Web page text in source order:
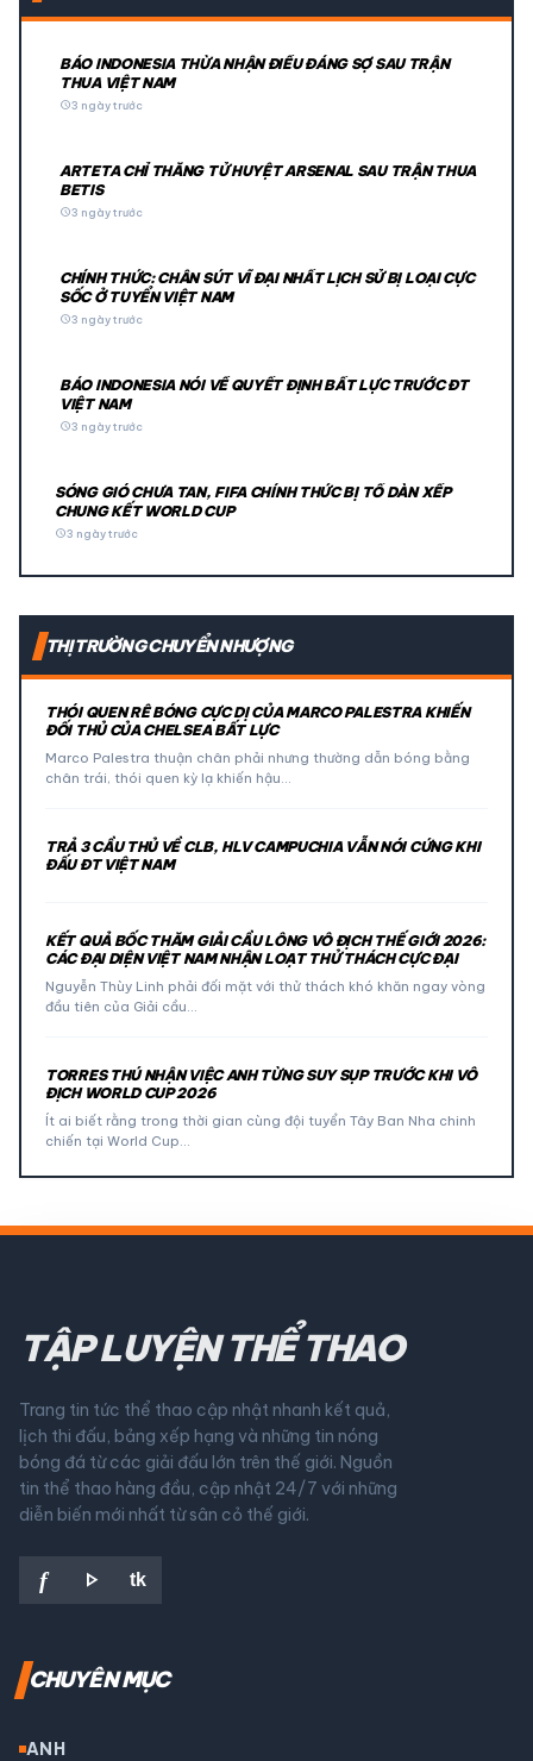
BÁO INDONESIA THỪA NHẬN ĐIỀU ĐÁNG SỢ SAU TRẬN
THUA VIỆT NAM
schedule3 ngày trước
ARTETA CHỈ THẲNG TỬ HUYỆT ARSENAL SAU TRẬN THUA
BETIS
schedule3 ngày trước
CHÍNH THỨC: CHÂN SÚT VĨ ĐẠI NHẤT LỊCH SỬ BỊ LOẠI CỰC
SỐC Ở TUYỂN VIỆT NAM
schedule3 ngày trước
BÁO INDONESIA NÓI VỀ QUYẾT ĐỊNH BẤT LỰC TRƯỚC ĐT
VIỆT NAM
schedule3 ngày trước
SÓNG GIÓ CHƯA TAN, FIFA CHÍNH THỨC BỊ TỐ DÀN XẾP
CHUNG KẾT WORLD CUP
schedule3 ngày trước
THỊ TRƯỜNG CHUYỂN NHƯỢNG
THÓI QUEN RÊ BÓNG CỰC DỊ CỦA MARCO PALESTRA KHIẾN
ĐỐI THỦ CỦA CHELSEA BẤT LỰC
Marco Palestra thuận chân phải nhưng thường dẫn bóng bằng
chân trái, thói quen kỳ lạ khiến hậu…
TRẢ 3 CẦU THỦ VỀ CLB, HLV CAMPUCHIA VẪN NÓI CỨNG KHI
ĐẤU ĐT VIỆT NAM
KẾT QUẢ BỐC THĂM GIẢI CẦU LÔNG VÔ ĐỊCH THẾ GIỚI 2026:
CÁC ĐẠI DIỆN VIỆT NAM NHẬN LOẠT THỬ THÁCH CỰC ĐẠI
Nguyễn Thùy Linh phải đối mặt với thử thách khó khăn ngay vòng
đầu tiên của Giải cầu…
TORRES THÚ NHẬN VIỆC ANH TỪNG SUY SỤP TRƯỚC KHI VÔ
ĐỊCH WORLD CUP 2026
Ít ai biết rằng trong thời gian cùng đội tuyển Tây Ban Nha chinh
chiến tại World Cup…
TẬP LUYỆN THỂ THAO
Trang tin tức thể thao cập nhật nhanh kết quả,
lịch thi đấu, bảng xếp hạng và những tin nóng
bóng đá từ các giải đấu lớn trên thế giới. Nguồn
tin thể thao hàng đầu, cập nhật 24/7 với những
diễn biến mới nhất từ sân cỏ thế giới.
f play_arrow tk
CHUYÊN MỤC
ANH